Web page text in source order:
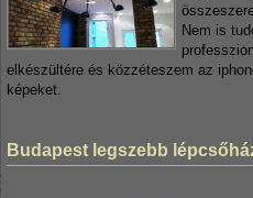
Nem is
elkészültére és közzéteszem az
képeket.
Budapest legszebb